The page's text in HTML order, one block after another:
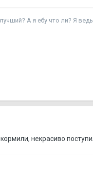
самый лучший? А
некрасиво